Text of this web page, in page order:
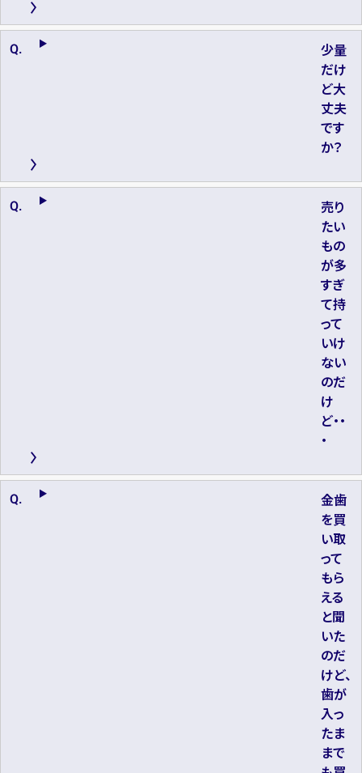
少量
だけ
ど大
丈夫
です
か？
売り
たい
もの
が多
すぎ
て持
って
いけ
ない
のだ
け
ど・・
・
金歯
を買
い取
って
もら
える
と聞
いた
のだ
けど、
歯が
入っ
たま
まで